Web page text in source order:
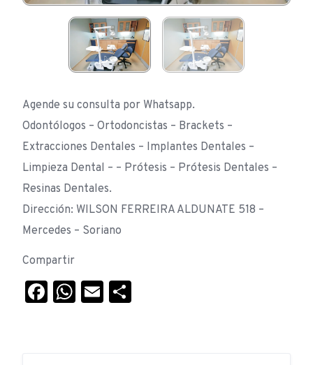
Agende su consulta por Whatsapp.
Odontólogos – Ortodoncistas – Brackets –
Extracciones Dentales – Implantes Dentales –
Limpieza Dental – – Prótesis – Prótesis Dentales –
Resinas Dentales.
Dirección: WILSON FERREIRA ALDUNATE 518 –
Mercedes – Soriano
Compartir
Facebook
WhatsApp
Email